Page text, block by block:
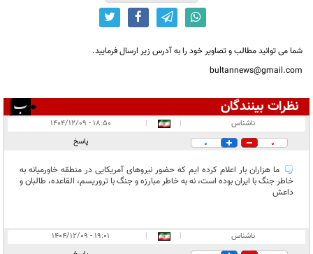
شما می توانید مطالب و تصاویر خود را به آدرس زیر ارسال فرمایید.
bultannews@gmail.com
نظرات بینندگان
در انتظار بررسی:
ناشناس |
|
۱۸:۵۰ - ۱۴۰۴/۱۲/۰۹
0
0 پاسخ
ما هزاران بار اعلام کرده ایم که حضور نیروهای آمریکایی در منطقه خاورمیانه به
خاطر جنگ با ایران بوده است، نه به خاطر مبارزه و جنگ با تروریسم، القاعده، طالبان و
داعش
ناشناس |
|
۱۹:۰۱ - ۱۴۰۴/۱۲/۰۹